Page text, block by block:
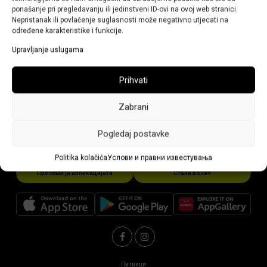
ponašanje pri pregledavanju ili jedinstveni ID-ovi na ovoj web stranici.
Nepristanak ili povlačenje suglasnosti može negativno utjecati na
određene karakteristike i funkcije.
Upravljanje uslugama
Prihvati
Zabrani
Pogledaj postavke
Politika kolačićaУслови и правни известувања
31/01/2024
Откако ќе ја изберете конечната адреса, пред да
кликнете на Нарачка, во деталите за нарачка напишете
биде запознаен со вашите желби при возење.
Преземи ја апликацијата Стани возач
Патници